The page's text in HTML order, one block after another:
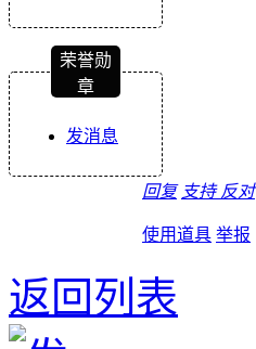
荣誉勋
章
发消息
回复 支持 反对
使用道具 举报
返回列表